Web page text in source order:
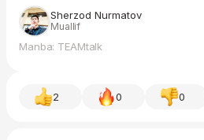
Sherzod Nurmatov
Muallif
Manba: TEAMtalk
2 0 0